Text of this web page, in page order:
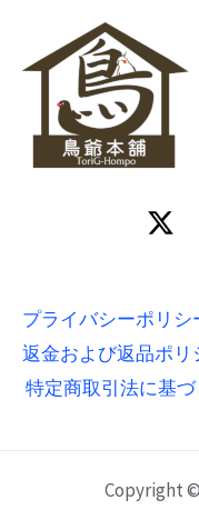
プライバシーポリシ
返金および返品ポリ
特定商取引法に基
Copyright